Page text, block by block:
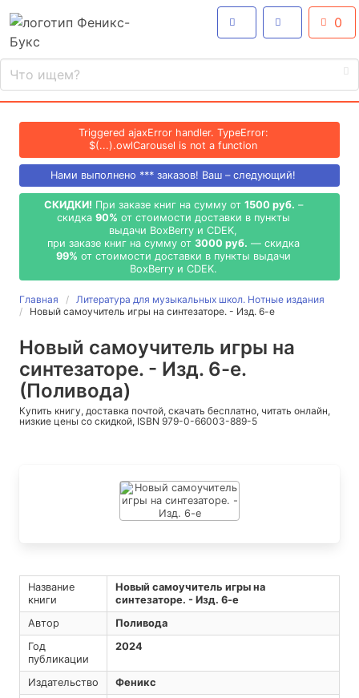
0
Triggered ajaxError handler. TypeError:
$(...).owlCarousel is not a function
Нами выполнено *** заказов! Ваш – следующий!
СКИДКИ! При заказе книг на сумму от 1500 руб. –
скидка 90% от стоимости доставки в пункты
выдачи BoxBerry и CDEK,
при заказе книг на сумму от 3000 руб. — скидка
99% от стоимости доставки в пункты выдачи
BoxBerry и CDEK.
Главная
Литература для музыкальных школ. Нотные издания
Новый самоучитель игры на синтезаторе. - Изд. 6-е
Новый самоучитель игры на
синтезаторе. - Изд. 6-е.
(Поливода)
Купить книгу, доставка почтой, скачать бесплатно, читать онлайн,
низкие цены со скидкой, ISBN 979-0-66003-889-5
Название
книги
Новый самоучитель игры на
синтезаторе. - Изд. 6-е
Автор
Поливода
Год
публикации
2024
Издательство
Феникс